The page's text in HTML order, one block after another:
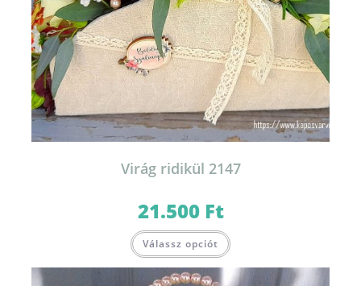
Virág ridikül 2147
21.500 Ft
Válassz opciót